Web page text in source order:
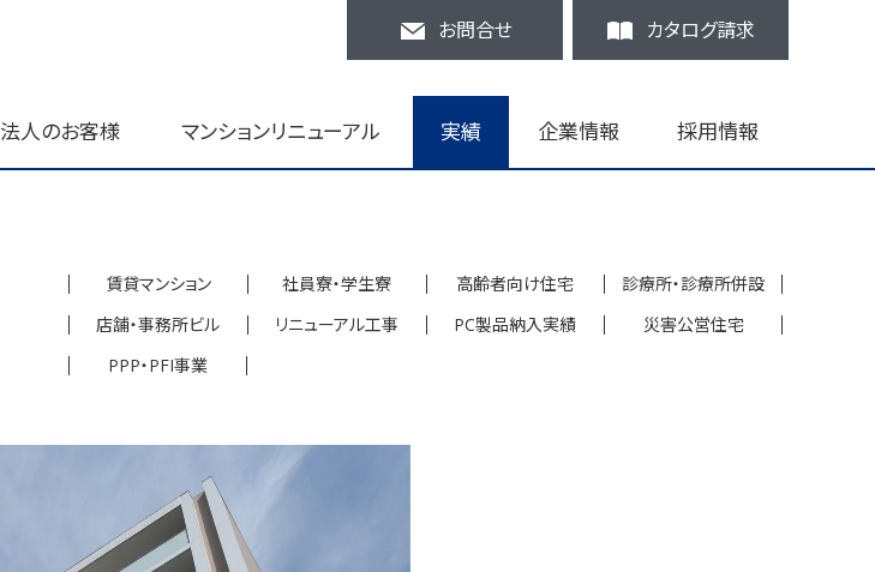
お問合せ カタログ請求
法人のお客様 マンションリニューアル 実績 企業情報 採用情報
賃貸マンション 社員寮・学生寮 高齢者向け住宅
診療所・診療所併設
店舗・事務所ビル
リニューアル工事 PC製品納入実績
災害公営住宅
PPP・PFI事業